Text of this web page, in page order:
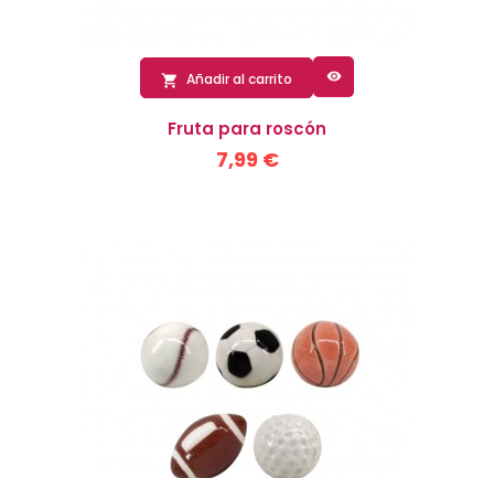
 Añadir al carrito 
Fruta para roscón
7,99 €